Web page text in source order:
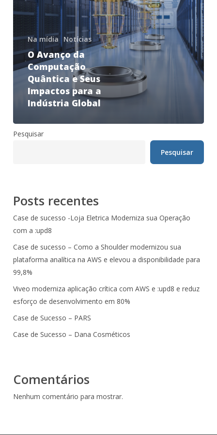
Na mídia Notícias
O Avanço da
Computação
Quântica e Seus
Impactos para a
Indústria Global
Pesquisar
Pesquisar
Posts recentes
Case de sucesso -Loja Eletrica Moderniza sua Operação
com a :upd8
Case de sucesso – Como a Shoulder modernizou sua
plataforma analítica na AWS e elevou a disponibilidade para
99,8%
Viveo moderniza aplicação crítica com AWS e :upd8 e reduz
esforço de desenvolvimento em 80%
Case de Sucesso – PARS
Case de Sucesso – Dana Cosméticos
Comentários
Nenhum comentário para mostrar.